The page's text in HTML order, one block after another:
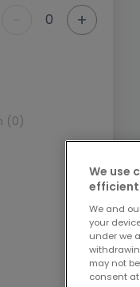
0 +
(0)
We use
We and
your
under we
may not
consent